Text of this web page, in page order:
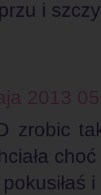
i
2013
zrobic